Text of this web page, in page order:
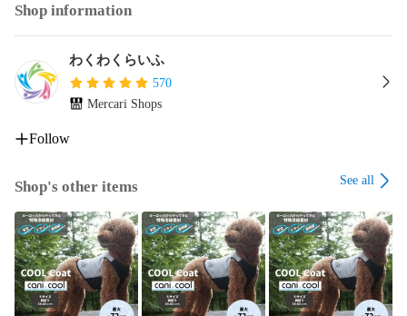
ください。
・タンクへ給水する際は専用カップを使用してください。タ
ンクから水があふれて故障の原因になります。
・スチームは非常に高温のため、身につけている衣類には使
用しないでください。やけどの原因になります。
・動かすスピードが速い場合や衣類の種類によっては、シワ
が取れにくいことがあります。
・使用後は必ず水タンク内に残った水を捨ててください。水
【注意事項】
※製品仕様やパッケージは改良のため予告なく変更される場合
があります。
※サイズや色味は個体により若干の差異が生じることがありま
す。
※商品の色は、画面上の画像と実物とでは多少異なる場合があ
Shop information
わくわくらいふ
570
Mercari Shops
Follow
Shop's other items See all